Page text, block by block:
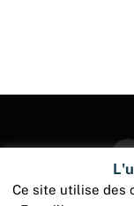
Ce site utilise des